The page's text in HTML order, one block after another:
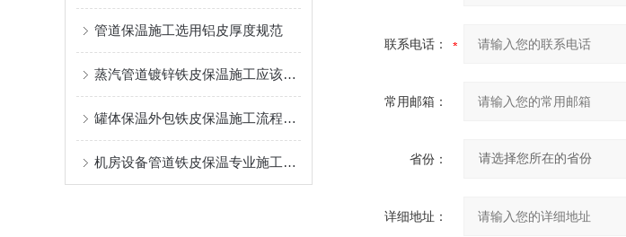
管道保温施工选用铝皮厚度规范
蒸汽管道镀锌铁皮保温施工应该如何去做？
罐体保温外包铁皮保温施工流程详细介绍
机房设备管道铁皮保温专业施工介绍
联系电话：
常用邮箱：
省份：
详细地址：